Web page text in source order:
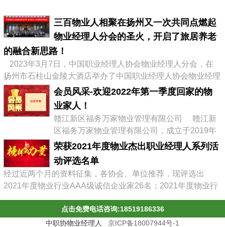
三百物业人相聚在扬州又一次共同点燃起
物业经理人分会的圣火，开启了旅居养老
的融合新思路！
2023年3月7日，中国职业经理人协会物业经理人分会，在
扬州市石柱山金陵大酒店举办了中国职业经理人协会物业经理
人分会第二届会员大会暨物业企业转型发展高峰论坛，有来自
全国物业协会、物业公司的300多位代表参加了会议，李占军
会长继续连任会长，会议通过《中职协物业经理人分会管理办
法》，并选举出了第二届分会理事会、第二届常务理事、副会
长及名誉会长。 李占军连任...
会员风采-欢迎2022年第一季度回家的物
业家人！
赣江新区福务万家物业管理有限公司 赣江新
区福务万家物业管理有限公司，成立于2019年
03月08日，属赣江控股集团旗下中赣置业全资
子公司，目前在管11个项目。 企业经营范围:
物业管理，文化场馆管理服务，商业综合体管
理服务，园区管理服务，集贸市场管理服务，
停车场管理服务，工程管理服务，供冷供暖设
施管理服务，酒店管理服务，城市绿化管理服
务，会议及展览服务，礼...
荣获2021年度物业杰出职业经理人系列活
动评选名单
经过近两个月的资料征集，各协会、单位推荐，现评选出
2021年度物业行业AAA级诚信企业家26名；2021年度物业行
85名；2021年度物业行业优秀总监38名；2021年度物业行业
最具员工幸福感企业43家；2021年度物业职业经理人推崇
点击免费电话咨询:18519186336
中职协物业经理人 京ICP备18007944号-1